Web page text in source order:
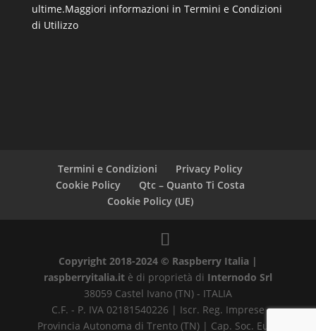
ultime.Maggiori informazioni in Termini e Condizioni
di Utilizzo
Termini e Condizioni
Privacy Policy
Cookie Policy
Qtc – Quanto Ti Costa
Cookie Policy (UE)
Copyright 2018-2024 © Raspberry Italia |
raspberryitalia.itè di proprietà di Internodo Srl
38059 Castel Ivano (TN) - ITALIA
C.F. - P. IVA 02181540226 | Iscr. Reg. Imprese
Provincia Autonoma di Trento (TN) | Cap. Soc. Euro